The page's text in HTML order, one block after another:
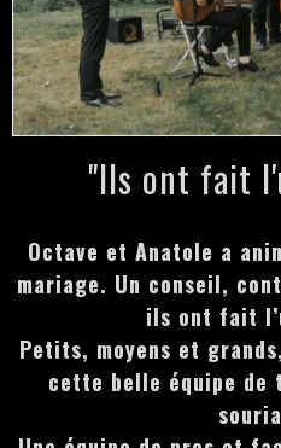
"Ils ont fait
Octave et Anatole a
mariage. Un conseil,
ils ont fait
Petits, moyens et
cette belle équipe de